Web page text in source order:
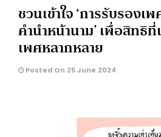
ชวนเข้าใจ ‘การรับรอง
คำนำหน้านาม’ เพื่อสิทธิ
เพศหลากหลาย
Posted On 25 June 2024